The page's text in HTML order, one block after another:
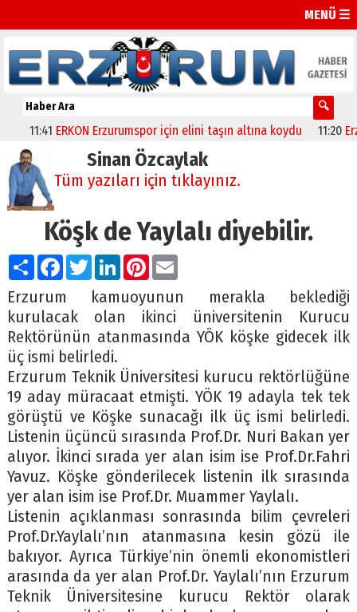
MENÜ ☰
ERKON Erzurumspor için elini taşın altına koydu 11:20
Sinan Özcaylak
Tüm yazıları için tıklayınız.
Köşk de Yaylalı diyebilir.
PaylaşFacebook
TwitterLinkedIn
Pinterest
Email
Erzurum kamuoyunun merakla beklediği
kurulacak olan ikinci üniversitenin Kurucu
Rektörünün atanmasında YÖK köşke gidecek ilk
üç ismi belirledi.
Erzurum Teknik Üniversitesi kurucu rektörlüğüne
19 aday müracaat etmişti. YÖK 19 adayla tek tek
görüştü ve Köşke sunacağı ilk üç ismi belirledi.
Listenin üçüncü sırasında Prof.Dr. Nuri Bakan yer
alıyor. İkinci sırada yer alan isim ise Prof.Dr.Fahri
Yavuz. Köşke gönderilecek listenin ilk sırasında
yer alan isim ise Prof.Dr. Muammer Yaylalı.
Listenin açıklanması sonrasında bilim çevreleri
Prof.Dr.Yaylalı’nın atanmasına kesin gözü ile
bakıyor. Ayrıca Türkiye’nin önemli ekonomistleri
arasında da yer alan Prof.Dr. Yaylalı’nın Erzurum
Teknik Üniversitesine kurucu Rektör olarak